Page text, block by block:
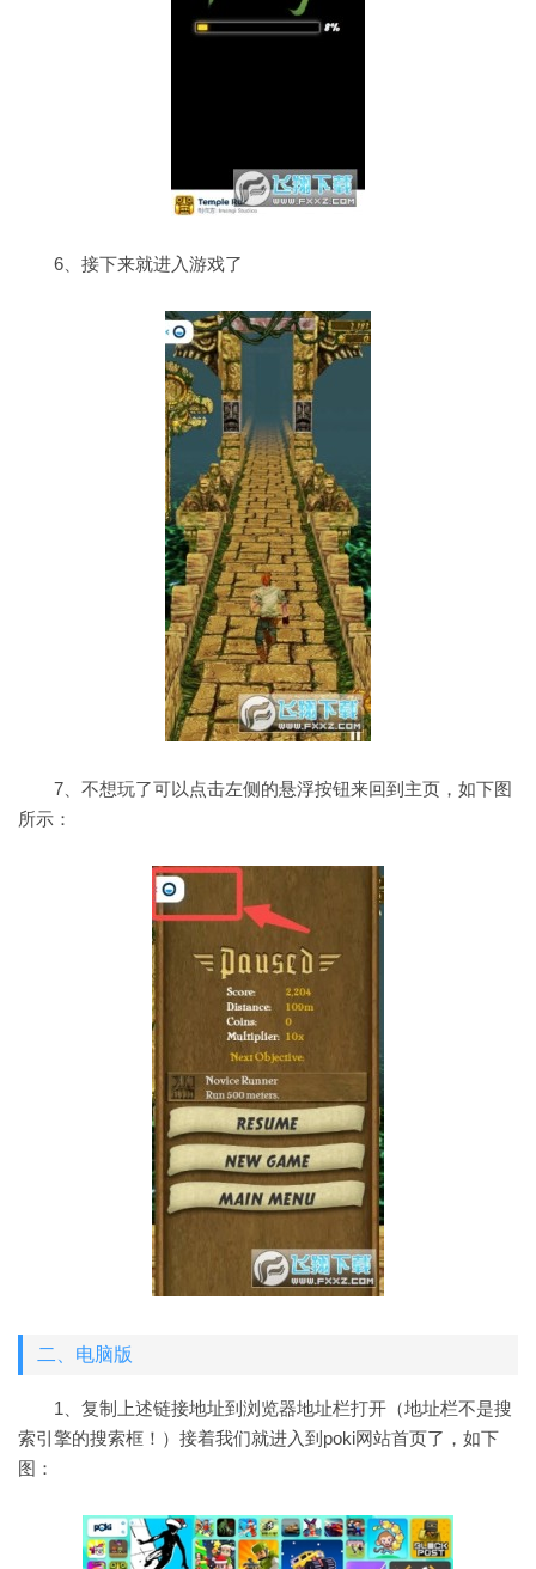
6、接下来就进入游戏了
7、不想玩了可以点击左侧的悬浮按钮来回到主页，如下图
所示：
二、电脑版
1、复制上述链接地址到浏览器地址栏打开（地址栏不是搜
索引擎的搜索框！）接着我们就进入到poki网站首页了，如下
图：